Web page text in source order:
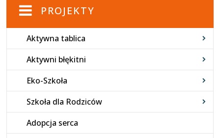
PROJEKTY
Aktywna tablica
Aktywni błękitni
Eko-Szkoła
Szkoła dla Rodziców
Adopcja serca